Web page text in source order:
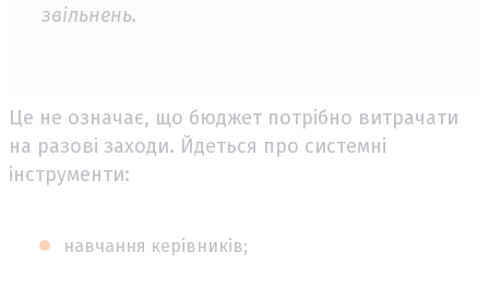
звільнень.
Це не означає, що бюджет потрібно витрачати
на разові заходи. Йдеться про системні
інструменти:
навчання керівників;